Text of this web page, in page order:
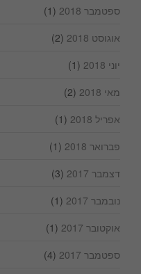
ספטמבר 2018
(1)
אוגוסט 2018
(2)
יוני 2018
(1)
מאי 2018
(2)
אפריל 2018
(1)
פברואר 2018
(1)
דצמבר 2017
(3)
נובמבר 2017
(1)
אוקטובר 2017
(1)
ספטמבר 2017
(4)